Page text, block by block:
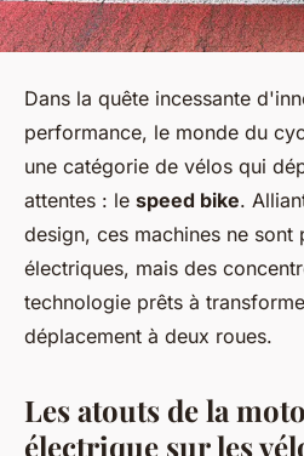
Dans la quête incessante
performance, le monde du
une catégorie de vélos qui
attentes : le speed bike.
design, ces machines ne sont
électriques, mais des
technologie prêts à
déplacement à deux roues.
Les atouts de la
électrique sur les